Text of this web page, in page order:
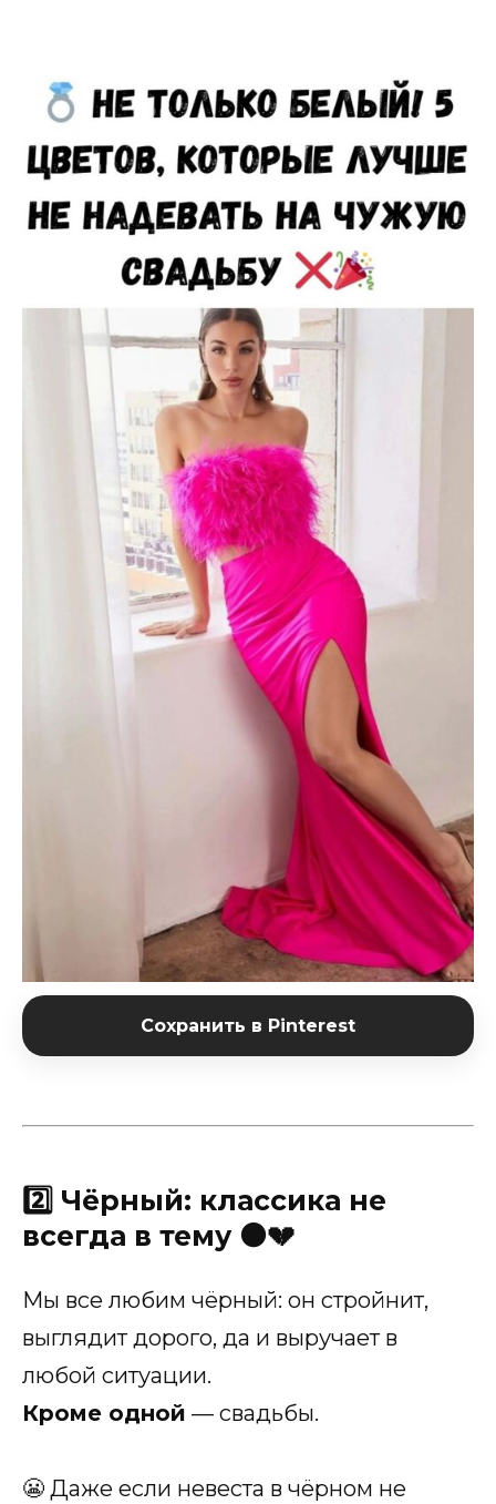
Сохранить в Pinterest
2️⃣ Чёрный: классика не
всегда в тему ⚫️💔
Мы все любим чёрный: он стройнит,
выглядит дорого, да и выручает в
любой ситуации.
Кроме одной — свадьбы.
😬 Даже если невеста в чёрном не